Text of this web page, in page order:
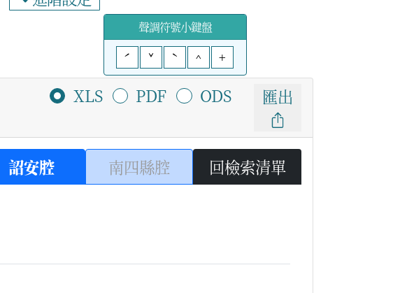
聲調符號小鍵盤
ˊ
ˇ ˋ ^ +
XLS PDF ODS 匯出
詔安腔 南四縣腔 回檢索清單